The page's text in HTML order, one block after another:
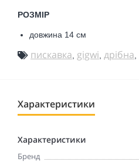
РОЗМІР
довжина 14 см
пискавка gigwi дрібна
Характеристики
Характеристики
Бренд